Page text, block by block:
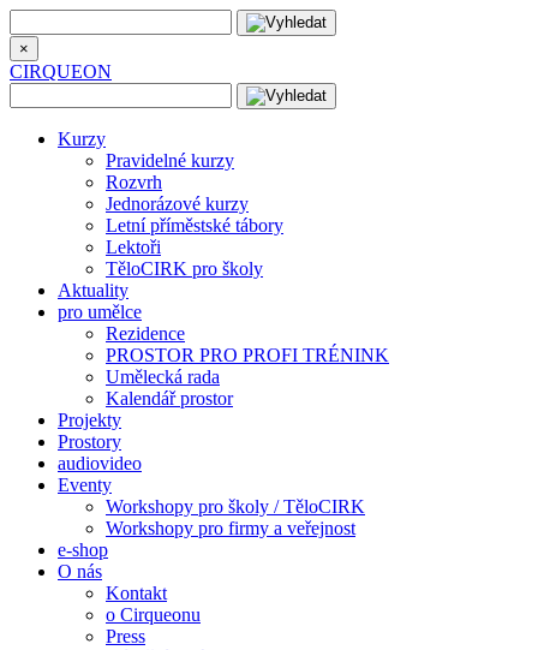
×
CIRQUEON
Kurzy
Pravidelné kurzy
Rozvrh
Jednorázové kurzy
Letní příměstské tábory
Lektoři
TěloCIRK pro školy
Aktuality
pro umělce
Rezidence
PROSTOR PRO PROFI TRÉNINK
Umělecká rada
Kalendář prostor
Projekty
Prostory
audiovideo
Eventy
Workshopy pro školy / TěloCIRK
Workshopy pro firmy a veřejnost
e-shop
O nás
Kontakt
o Cirqueonu
Press